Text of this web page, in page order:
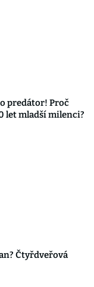
predátor! Proč
let mladší milenci?
Čtyřdveřová